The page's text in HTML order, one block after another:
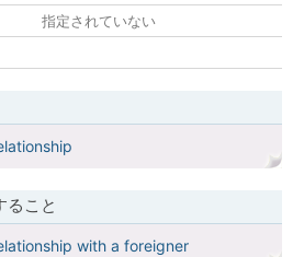
指定されていない
ること
with a foreigner